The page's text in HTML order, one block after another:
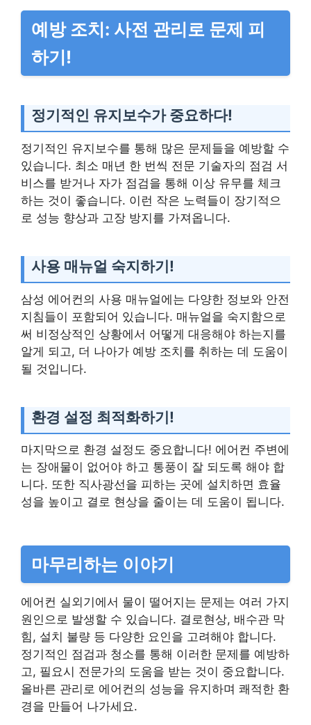
예방 조치: 사전 관리로 문제 피
하기!
정기적인 유지보수가 중요하다!
정기적인 유지보수를 통해 많은 문제들을 예방할 수
있습니다. 최소 매년 한 번씩 전문 기술자의 점검 서
비스를 받거나 자가 점검을 통해 이상 유무를 체크
하는 것이 좋습니다. 이런 작은 노력들이 장기적으
로 성능 향상과 고장 방지를 가져옵니다.
사용 매뉴얼 숙지하기!
삼성 에어컨의 사용 매뉴얼에는 다양한 정보와 안전
지침들이 포함되어 있습니다. 매뉴얼을 숙지함으로
써 비정상적인 상황에서 어떻게 대응해야 하는지를
알게 되고, 더 나아가 예방 조치를 취하는 데 도움이
될 것입니다.
환경 설정 최적화하기!
마지막으로 환경 설정도 중요합니다! 에어컨 주변에
는 장애물이 없어야 하고 통풍이 잘 되도록 해야 합
니다. 또한 직사광선을 피하는 곳에 설치하면 효율
성을 높이고 결로 현상을 줄이는 데 도움이 됩니다.
마무리하는 이야기
에어컨 실외기에서 물이 떨어지는 문제는 여러 가지
원인으로 발생할 수 있습니다. 결로현상, 배수관 막
힘, 설치 불량 등 다양한 요인을 고려해야 합니다.
정기적인 점검과 청소를 통해 이러한 문제를 예방하
고, 필요시 전문가의 도움을 받는 것이 중요합니다.
올바른 관리로 에어컨의 성능을 유지하며 쾌적한 환
경을 만들어 나가세요.